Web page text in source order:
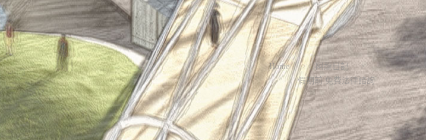
Home
阿龍日記
假期前 免費法律諮詢